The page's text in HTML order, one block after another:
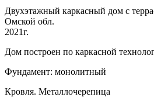
Двухэтажный каркасный дом с
Омской обл.
2021г.
Дом построен по каркасной
Фундамент: монолитный
Кровля. Металлочерепица